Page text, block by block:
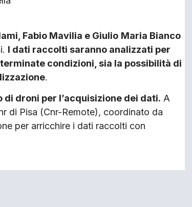
Fabio Mavilia e Giulio Maria Bianco
I dati raccolti saranno analizzati per
condizioni, sia la possibilità di
.
droni per l’acquisizione dei dati. A
di Pisa (Cnr-Remote), coordinato da
per arricchire i dati raccolti con